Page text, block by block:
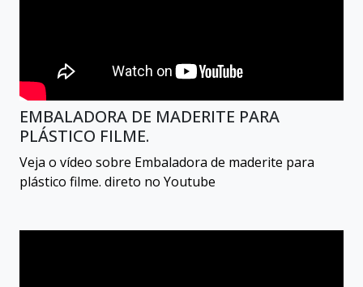
EMBALADORA DE MADERITE PARA
PLÁSTICO FILME.
Veja o vídeo sobre Embaladora de maderite para
plástico filme. direto no Youtube